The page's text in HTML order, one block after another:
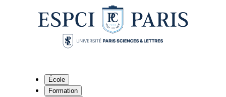
École
Formation